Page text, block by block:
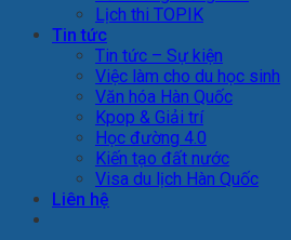
Lịch thi TOPIK
Tin tức
Tin tức – Sự kiện
Việc làm cho du học sinh
Văn hóa Hàn Quốc
Kpop & Giải trí
Học đường 4.0
Kiến tạo đất nước
Visa du lịch Hàn Quốc
Liên hệ